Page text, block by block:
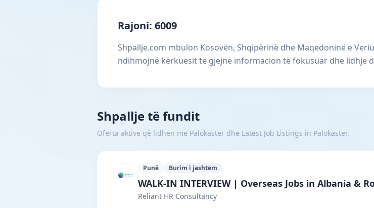
Rajoni: 6009
Shpallje.com mbulon Kosovën, Shqipërinë dhe Maqedoninë e
ndihmojnë kërkuesit të gjejnë informacion të fokusuar dhe lidhje
Shpallje të fundit
Oferta aktive që lidhen me Palokaster dhe Latest Job Listings in Palokaster.
Punë Burim i jashtëm
Reliant HR Consultancy · Bajram Curri · #6793 —
WALK-IN INTERVIEW | Overseas Jobs in Albania &
Reliant HR Consultancy